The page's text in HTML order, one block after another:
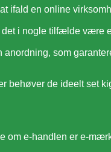
ifald en online
i nogle tilfælde være
anordning, som
behøver de ideelt set
om e-handlen er e-